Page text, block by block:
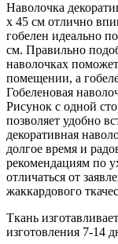
Наволочка
х 45 см отлично
гобелен идеально
см. Правильно
наволочках
помещении, а
Гобеленовая
Рисунок с одной
позволяет удобно
декоративная
долгое время и
рекомендациям по
отличаться от
жаккардового
Ткань
изготовления 7-14